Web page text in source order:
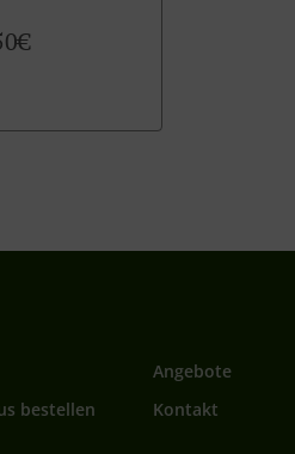
Angebote
bestellen
Kontakt